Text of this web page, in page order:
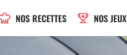
NOS RECETTES NOS JEUX